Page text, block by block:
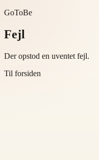
GoToBe
Fejl
Der opstod en uventet fejl.
Til forsiden